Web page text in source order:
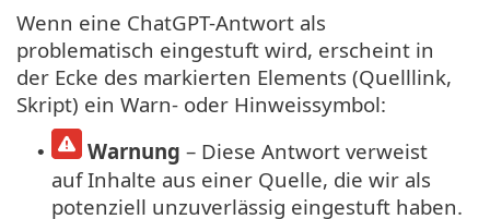
Wenn eine ChatGPT-Antwort als
problematisch eingestuft wird, erscheint in
der Ecke des markierten Elements (Quelllink,
Skript) ein Warn- oder Hinweissymbol:
• Warnung – Diese Antwort verweist
auf Inhalte aus einer Quelle, die wir als
potenziell unzuverlässig eingestuft haben.